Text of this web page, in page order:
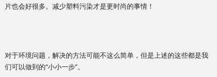
片也会好很多。减少塑料污染才是更时尚的事情！
对于环境问题，解决的方法可能不这么简单，但是上述的这些都是我
们可以做到的“小小一步”。